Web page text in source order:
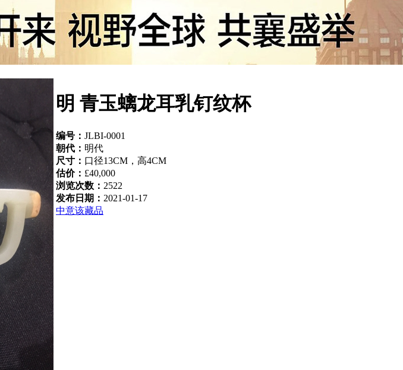
明 青玉螭龙耳乳钉纹杯
编号： JLBI-0001
朝代： 明代
尺寸： 口径13CM，高4CM
估价： £40,000
浏览次数： 2522
发布日期： 2021-01-17
中意该藏品